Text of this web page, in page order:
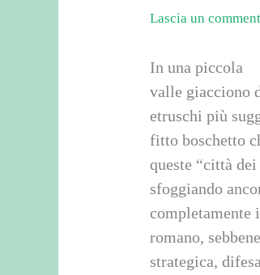
Lascia un
In una piccola
valle giacciono
etruschi più
fitto boschetto
queste “città
sfoggiando
completamente
romano,
strategica,